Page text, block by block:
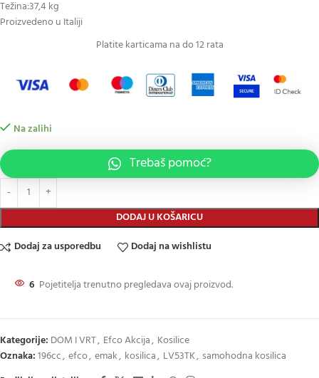
Težina:37,4 kg
Proizvedeno u Italiji
Platite karticama na do 12 rata
Na zalihi
DODAJ U KOŠARICU
Trebaš pomoć?
Dodaj za usporedbu Dodaj na wishlistu
6 Pojetitelja trenutno pregledava ovaj proizvod.
Kategorije: DOM I VRT, Efco Akcija, Kosilice
Oznaka:196cc, efco, emak, kosilica, LV53TK, samohodna kosilica